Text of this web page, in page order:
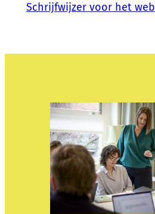
Schrijfwijzer voor het web